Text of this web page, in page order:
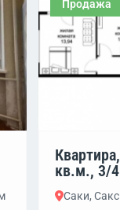
Продажа
кв.м., 3/
Саки,